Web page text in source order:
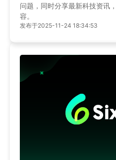
问题，同时分享最新科技资讯
容。
发布于2025-11-24 18:34:53